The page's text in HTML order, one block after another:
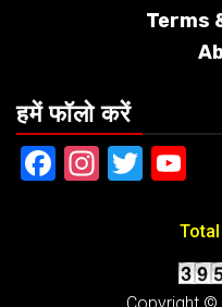
Terms
हमें फॉलो करें
Facebook